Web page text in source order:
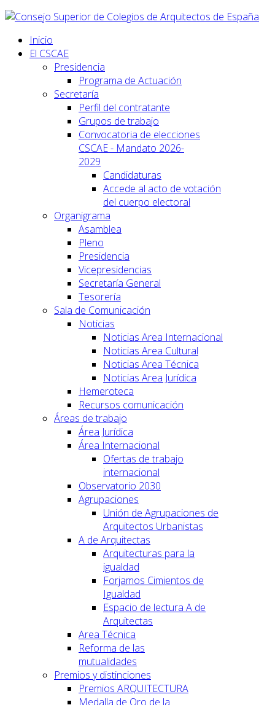
Inicio
El CSCAE
Presidencia
Programa de Actuación
Secretaría
Perfil del contratante
Grupos de trabajo
Convocatoria de elecciones
CSCAE - Mandato 2026-
2029
Candidaturas
Accede al acto de votación
del cuerpo electoral
Organigrama
Asamblea
Pleno
Presidencia
Vicepresidencias
Secretaría General
Tesorería
Sala de Comunicación
Noticias
Noticias Area Internacional
Noticias Area Cultural
Noticias Area Técnica
Noticias Area Jurídica
Hemeroteca
Recursos comunicación
Áreas de trabajo
Área Jurídica
Área Internacional
Ofertas de trabajo
internacional
Observatorio 2030
Agrupaciones
Unión de Agrupaciones de
Arquitectos Urbanistas
A de Arquitectas
Arquitecturas para la
igualdad
Forjamos Cimientos de
Igualdad
Espacio de lectura A de
Arquitectas
Area Técnica
Reforma de las
mutualidades
Premios y distinciones
Premios ARQUITECTURA
Medalla de Oro de la